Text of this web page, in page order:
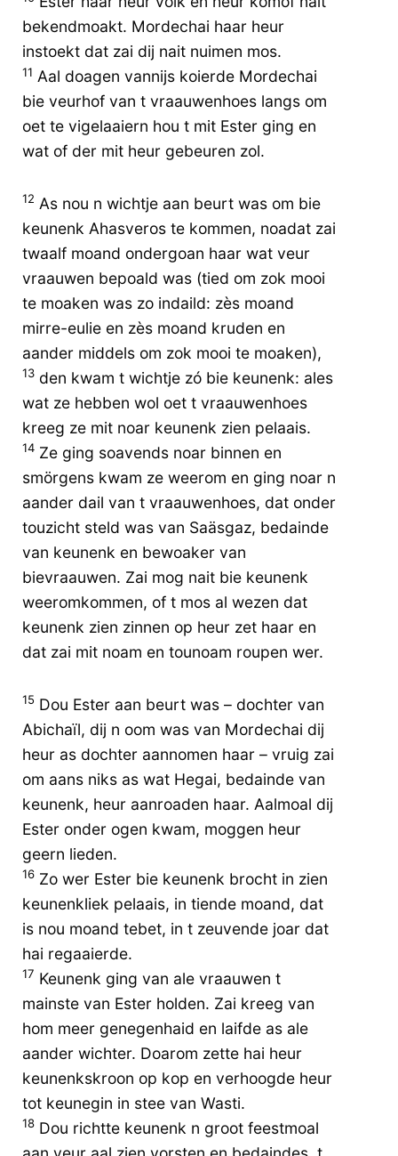
bekendmoakt. Mordechai haar heur
instoekt dat zai dij nait nuimen mos.
11 Aal doagen vannijs koierde Mordechai
bie veurhof van t vraauwenhoes langs om
oet te vigelaaiern hou t mit Ester ging en
wat of der mit heur gebeuren zol.
12 As nou n wichtje aan beurt was om bie
keunenk Ahasveros te kommen, noadat zai
twaalf moand ondergoan haar wat veur
vraauwen bepoald was (tied om zok mooi
te moaken was zo indaild: zès moand
mirre-eulie en zès moand kruden en
aander middels om zok mooi te moaken),
13 den kwam t wichtje zó bie keunenk: ales
wat ze hebben wol oet t vraauwenhoes
kreeg ze mit noar keunenk zien pelaais.
14 Ze ging soavends noar binnen en
smörgens kwam ze weerom en ging noar n
aander dail van t vraauwenhoes, dat onder
touzicht steld was van Saäsgaz, bedainde
van keunenk en bewoaker van
bievraauwen. Zai mog nait bie keunenk
weeromkommen, of t mos al wezen dat
keunenk zien zinnen op heur zet haar en
dat zai mit noam en tounoam roupen wer.
15 Dou Ester aan beurt was – dochter van
Abichaïl, dij n oom was van Mordechai dij
heur as dochter aannomen haar – vruig zai
om aans niks as wat Hegai, bedainde van
keunenk, heur aanroaden haar. Aalmoal dij
Ester onder ogen kwam, moggen heur
geern lieden.
16 Zo wer Ester bie keunenk brocht in zien
keunenkliek pelaais, in tiende moand, dat
is nou moand tebet, in t zeuvende joar dat
hai regaaierde.
17 Keunenk ging van ale vraauwen t
mainste van Ester holden. Zai kreeg van
hom meer genegenhaid en laifde as ale
aander wichter. Doarom zette hai heur
keunenkskroon op kop en verhoogde heur
tot keunegin in stee van Wasti.
18 Dou richtte keunenk n groot feestmoal